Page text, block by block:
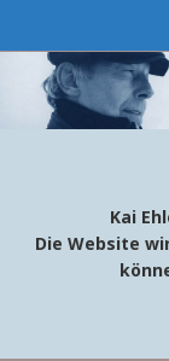
Kai
Die Website